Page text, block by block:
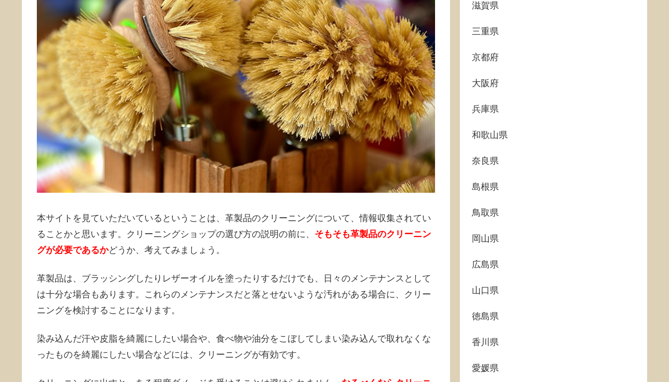
本サイトを見ていただいているということは、革製品のクリーニングについて、情報収集されてい
ることかと思います。クリーニングショップの選び方の説明の前に、 そもそも革製品のクリーニン
グが必要であるかどうか、考えてみましょう。
革製品は、ブラッシングしたりレザーオイルを塗ったりするだけでも、日々のメンテナンスとして
は十分な場合もあります。これらのメンテナンスだと落とせないような汚れがある場合に、クリー
ニングを検討することになります。
染み込んだ汗や皮脂を綺麗にしたい場合や、食べ物や油分をこぼしてしまい染み込んで取れなくな
ったものを綺麗にしたい場合などには、クリーニングが有効です。
滋賀県
三重県
京都府
大阪府
兵庫県
和歌山県
奈良県
島根県
鳥取県
岡山県
広島県
山口県
徳島県
香川県
愛媛県